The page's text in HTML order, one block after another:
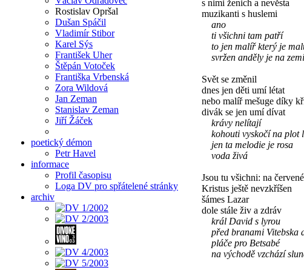
Rostislav Opršal
Dušan Spáčil
Vladimír Stibor
Karel Sýs
František Uher
Štěpán Votoček
Františka Vrbenská
Zora Wildová
Jan Zeman
Stanislav Zeman
Jiří Žáček
poetický démon
Petr Havel
informace
Profil časopisu
Loga DV pro spřátelené stránky
archiv
s nimi ženich a nevěsta
muzikanti s huslemi
ano
ti všichni tam patří
to jen malíř který je
svržen anděly je na zemi
Svět se změnil
dnes jen děti umí létat
nebo malíř mešuge díky
divák se jen umí dívat
krávy nelítají
kohouti vyskočí na plot
jen ta melodie je rosa
voda živá
Jsou tu všichni: na
Kristus ještě nevzkříšen
šámes Lazar
dole stále živ a zdráv
král David s lyrou
před branami Vitebska
pláče pro Betsabé
na východě vzchází